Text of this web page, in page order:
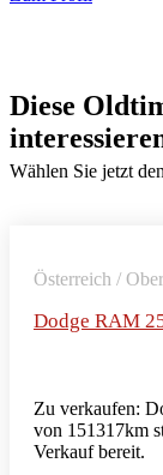
Diese
Wählen Sie jetzt
Österreich /
Dodge RAM
Zu verkaufen:
von 151317km
Verkauf bereit.